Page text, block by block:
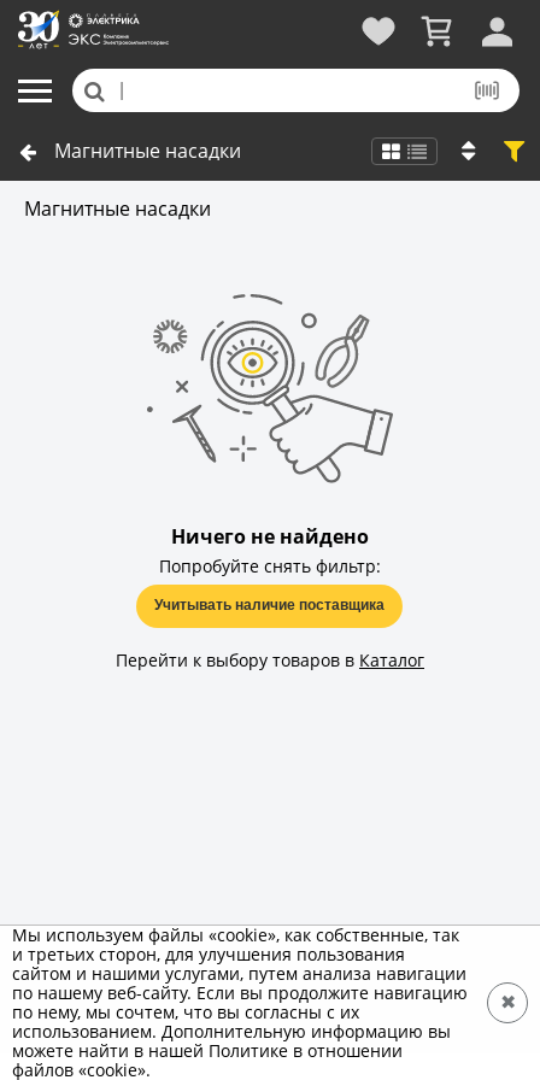
Магнитные насадки
Магнитные насадки
Ничего не найдено
Попробуйте снять фильтр:
Учитывать наличие поставщика
Перейти к выбору товаров в Каталог
Мы используем файлы «cookie», как собственные, так
и третьих сторон, для улучшения пользования
сайтом и нашими услугами, путем анализа навигации
по нашему веб-сайту. Если вы продолжите навигацию
по нему, мы сочтем, что вы согласны с их
использованием. Дополнительную информацию вы
можете найти в нашей Политике в отношении
файлов «cookie».
✖